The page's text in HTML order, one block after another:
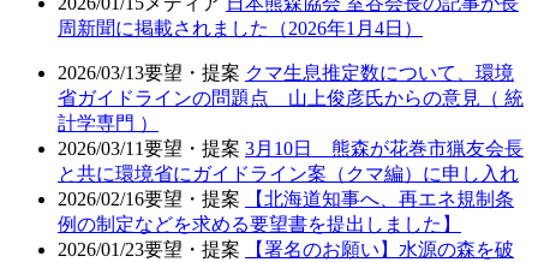
周新聞に掲載されました（2026年1月4日）
2026/03/13要望・提案 クマ生息推定数について、環境
省ガイドラインの問題点 山上俊彦氏からの意見（ 統
計学専門 ）
2026/03/11要望・提案 3月10日 熊森が花巻市猟友会長
と共に環境省にガイドライン案（クマ編）に申し入れ
2026/02/16要望・提案
【北海道知事へ、再エネ規制条
例の制定などを求める要望書を提出しました】
2026/01/23要望・提案
【署名のお願い】水源の森を破